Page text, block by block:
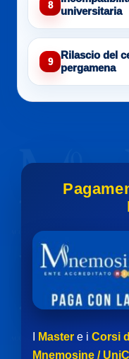
8
universitaria
9
Rilascio del
pergamena
Master e i Corsi
Mnemosine /